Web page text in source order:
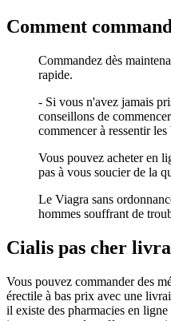
Comment
Commandez dès
rapide.
- Si vous n'avez jamais
conseillons de
commencer à ressentir
Vous pouvez acheter en
pas à vous soucier de la
Le Viagra sans
hommes souffrant de
Cialis pas cher
Vous pouvez commander des
érectile à bas prix avec une
il existe des pharmacies en